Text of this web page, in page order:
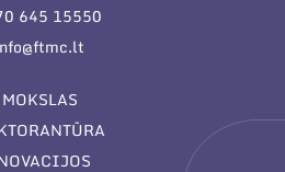
645 15550
MOKSLAS